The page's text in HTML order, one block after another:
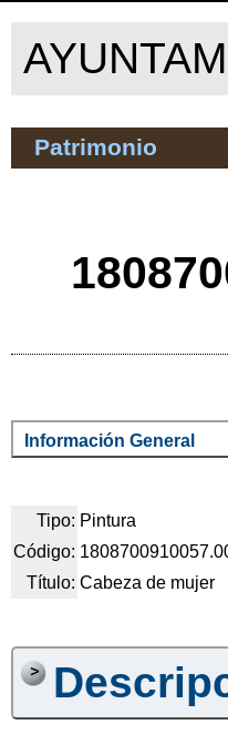
Patrimonio
Información General
Tipo: Pintura
Código:
Título: Cabeza de mujer